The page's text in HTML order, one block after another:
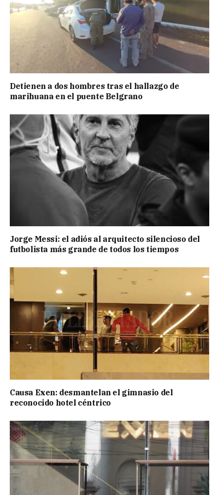
Detienen a dos hombres tras el hallazgo de
marihuana en el puente Belgrano
Jorge Messi: el adiós al arquitecto silencioso del
futbolista más grande de todos los tiempos
Causa Exen: desmantelan el gimnasio del
reconocido hotel céntrico